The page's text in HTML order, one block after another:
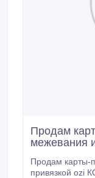
Продам
межевания
Продам карты-
привязкой ozi КОСТРОМСКАЯ ГУБЕРНЯ ПГМ